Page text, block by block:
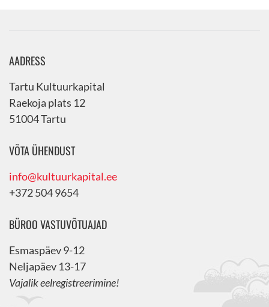
AADRESS
Tartu Kultuurkapital
Raekoja plats 12
51004 Tartu
VÕTA ÜHENDUST
info@kultuurkapital.ee
+372 504 9654
BÜROO VASTUVÕTUAJAD
Esmaspäev 9-12
Neljapäev 13-17
Vajalik eelregistreerimine!